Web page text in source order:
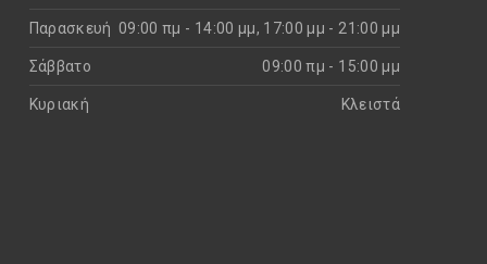
Παρασκευή 09:00 πμ - 14:00 μμ, 17:00 μμ - 21:00 μμ
Σάββατο 09:00 πμ - 15:00 μμ
Κυριακή Kλειστά